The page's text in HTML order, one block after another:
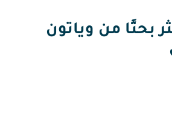
بحثًا من وياتون
و/أو وجهة) أو التفاعل مع